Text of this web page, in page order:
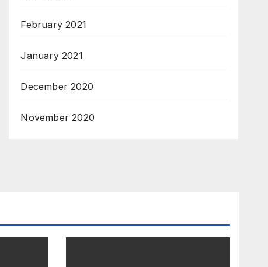
February 2021
January 2021
December 2020
November 2020